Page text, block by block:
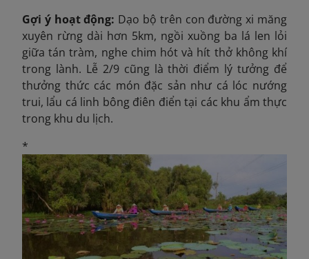
Gợi ý hoạt động: Dạo bộ trên con đường xi măng
xuyên rừng dài hơn 5km, ngồi xuồng ba lá len lỏi
giữa tán tràm, nghe chim hót và hít thở không khí
trong lành. Lễ 2/9 cũng là thời điểm lý tưởng để
thưởng thức các món đặc sản như cá lóc nướng
trui, lẩu cá linh bông điên điển tại các khu ẩm thực
trong khu du lịch.
*